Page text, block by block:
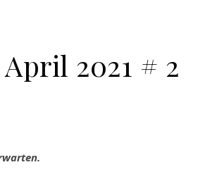
2021 # 2